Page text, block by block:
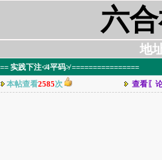
六
地
实践下注≮4平码≯ ================
本帖查看2585次 查看〖